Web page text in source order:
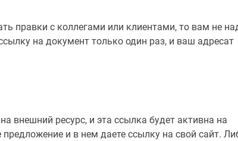
правки с коллегами или клиентами, то вам не
на документ только один раз, и ваш адресат
внешний ресурс, и эта ссылка будет активна на
и в нем даете ссылку на свой сайт.